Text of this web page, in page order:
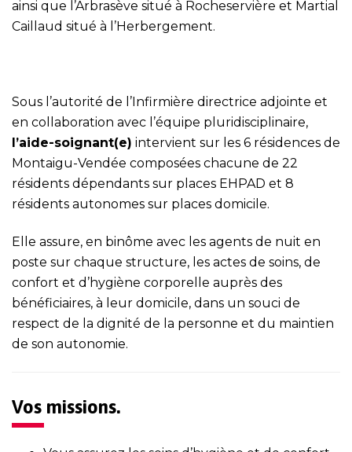
ainsi que l’Arbrasève situé à Rocheservière et Martial
Caillaud situé à l’Herbergement.
Sous l’autorité de l’Infirmière directrice adjointe et
en collaboration avec l’équipe pluridisciplinaire,
l’aide-soignant(e) intervient sur les 6 résidences de
Montaigu-Vendée composées chacune de 22
résidents dépendants sur places EHPAD et 8
résidents autonomes sur places domicile.
Elle assure, en binôme avec les agents de nuit en
poste sur chaque structure, les actes de soins, de
confort et d’hygiène corporelle auprès des
bénéficiaires, à leur domicile, dans un souci de
respect de la dignité de la personne et du maintien
de son autonomie.
Vos missions.